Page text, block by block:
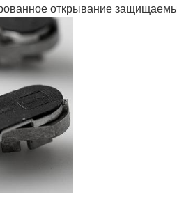
открывание